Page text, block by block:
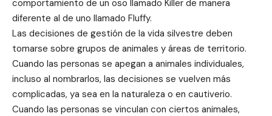
comportamiento de un oso llamado Killer de manera
diferente al de uno llamado Fluffy.
Las decisiones de gestión de la vida silvestre deben
tomarse sobre grupos de animales y áreas de territorio.
Cuando las personas se apegan a animales individuales,
incluso al nombrarlos, las decisiones se vuelven más
complicadas, ya sea en la naturaleza o en cautiverio.
Cuando las personas se vinculan con ciertos animales,